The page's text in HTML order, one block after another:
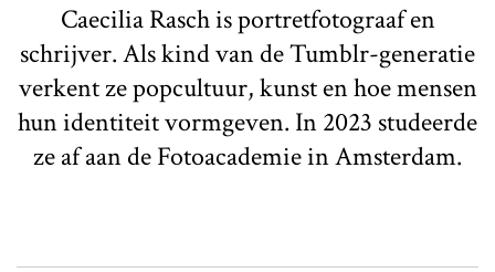
Caecilia Rasch is portretfotograaf en
schrijver. Als kind van de Tumblr-generatie
verkent ze popcultuur, kunst en hoe mensen
hun identiteit vormgeven. In 2023 studeerde
ze af aan de Fotoacademie in Amsterdam.